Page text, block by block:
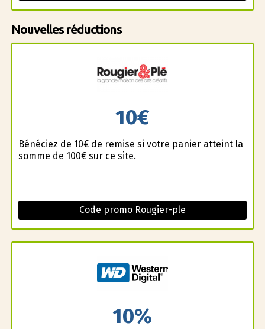
Nouvelles réductions
10€
Bénéficiez de 10€ de remise si votre panier atteint la
somme de 100€ sur ce site.
Code promo Rougier-ple
10%